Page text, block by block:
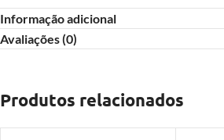
Informação adicional
Avaliações (0)
Produtos relacionados